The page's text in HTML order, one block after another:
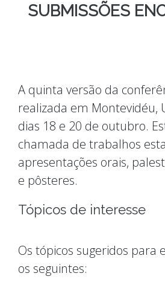
SUBMISSÕES
A quinta versão da
realizada em Montevidéu,
dias 18 e 20 de outubro.
chamada de trabalhos
apresentações orais,
e pôsteres.
Tópicos de interesse
Os tópicos sugeridos para
os seguintes: